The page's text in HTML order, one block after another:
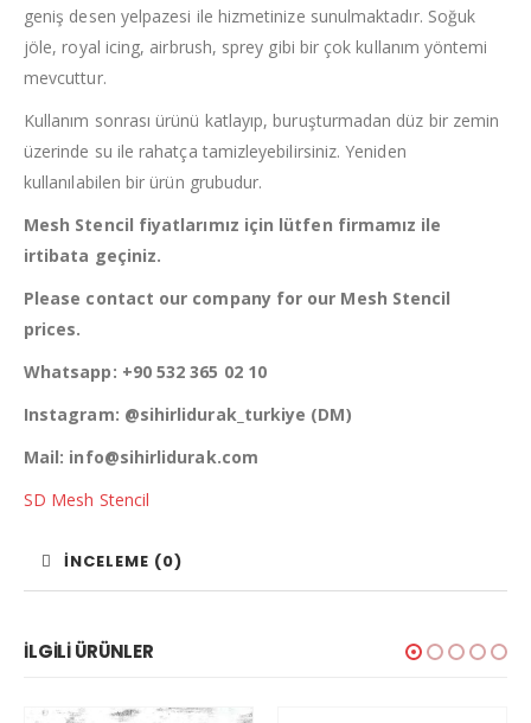
geniş desen yelpazesi ile hizmetinize sunulmaktadır. Soğuk
jöle, royal icing, airbrush, sprey gibi bir çok kullanım yöntemi
mevcuttur.
Kullanım sonrası ürünü katlayıp, buruşturmadan düz bir zemin
üzerinde su ile rahatça tamizleyebilirsiniz. Yeniden
kullanılabilen bir ürün grubudur.
Mesh Stencil fiyatlarımız için lütfen firmamız ile
irtibata geçiniz.
Please contact our company for our Mesh Stencil
prices.
Whatsapp: +90 532 365 02 10
Instagram: @sihirlidurak_turkiye (DM)
Mail: info@sihirlidurak.com
SD Mesh Stencil
İNCELEME (0)
İLGILI ÜRÜNLER